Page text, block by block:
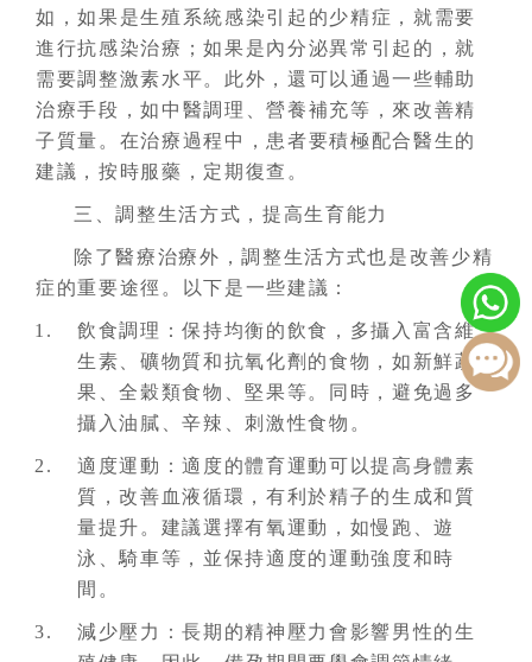
如，如果是生殖系統感染引起的少精症，就需要
進行抗感染治療；如果是內分泌異常引起的，就
需要調整激素水平。此外，還可以通過一些輔助
治療手段，如中醫調理、營養補充等，來改善精
子質量。在治療過程中，患者要積極配合醫生的
建議，按時服藥，定期復查。
三、調整生活方式，提高生育能力
除了醫療治療外，調整生活方式也是改善少精
症的重要途徑。以下是一些建議：
飲食調理：保持均衡的飲食，多攝入富含維
生素、礦物質和抗氧化劑的食物，如新鮮蔬
果、全穀類食物、堅果等。同時，避免過多
攝入油膩、辛辣、刺激性食物。
適度運動：適度的體育運動可以提高身體素
質，改善血液循環，有利於精子的生成和質
量提升。建議選擇有氧運動，如慢跑、遊
泳、騎車等，並保持適度的運動強度和時
間。
減少壓力：長期的精神壓力會影響男性的生